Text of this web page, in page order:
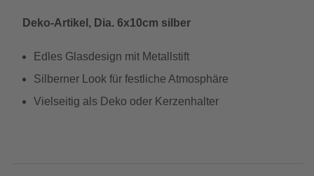
Deko-Artikel, Dia. 6x10cm silber
Edles Glasdesign mit Metallstift
Silberner Look für festliche Atmosphäre
Vielseitig als Deko oder Kerzenhalter